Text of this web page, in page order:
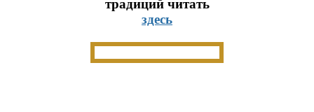
традиций читать
здесь